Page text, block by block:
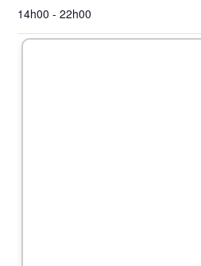
14h00 - 22h00